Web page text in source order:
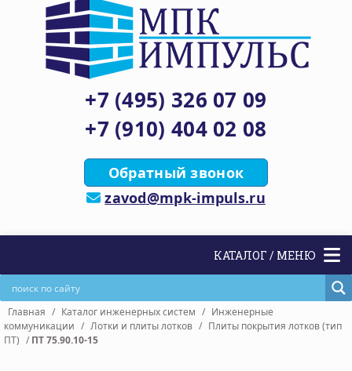
КАТАЛОГ / МЕНЮ
+7 (495) 326 07 09
+7 (910) 404 02 08
Обратный звонок
zavod@mpk-impuls.ru
Главная / Каталог инженерных систем / Инженерные
коммуникации / Лотки и плиты лотков / Плиты покрытия лотков (тип
ПТ) /ПТ 75.90.10-15